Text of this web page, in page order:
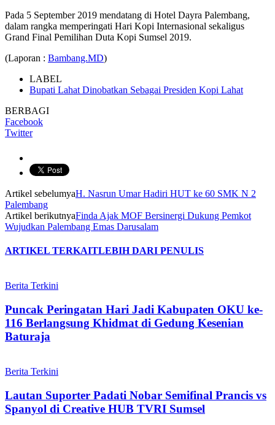
Pada 5 September 2019 mendatang di Hotel Dayra Palembang,
dalam rangka memperingati Hari Kopi Internasional sekaligus
Grand Final Pemilihan Duta Kopi Sumsel 2019.
(Laporan : Bambang.MD)
LABEL
Bupati Lahat Dinobatkan Sebagai Presiden Kopi Lahat
BERBAGI
Facebook
Twitter
Artikel sebelumyaH. Nasrun Umar Hadiri HUT ke 60 SMK N 2
Palembang
Artikel berikutnyaFinda Ajak MOF Bersinergi Dukung Pemkot
Wujudkan Palembang Emas Darusalam
ARTIKEL TERKAITLEBIH DARI PENULIS
Berita Terkini
Puncak Peringatan Hari Jadi Kabupaten OKU ke-
116 Berlangsung Khidmat di Gedung Kesenian
Baturaja
Berita Terkini
Lautan Suporter Padati Nobar Semifinal Prancis vs
Spanyol di Creative HUB TVRI Sumsel